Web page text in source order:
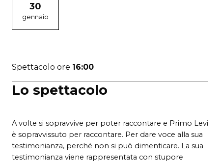
Lo spettacolo
A volte si sopravvive per poter raccontare e Primo Levi
è sopravvissuto per raccontare. Per dare voce alla sua
testimonianza, perché non si può dimenticare. La sua
testimonianza viene rappresentata con stupore
30
gennaio
Spettacolo ore 16:00